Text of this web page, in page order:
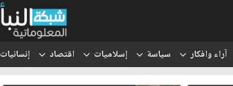
آراء وافكار سياسة إسلاميات اقتصاد إنسانيات